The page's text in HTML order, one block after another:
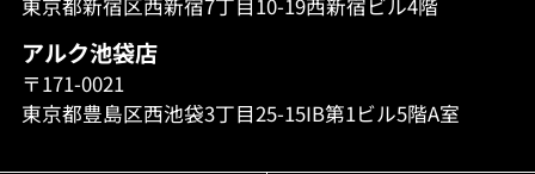
東京都新宿区西新宿7丁目10-19西新宿ビル4階
アルク池袋店
〒171-0021
東京都豊島区西池袋3丁目25-15IB第1ビル5階A室